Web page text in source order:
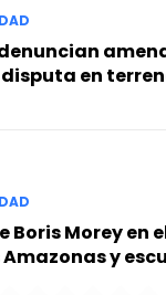
en
Morey en
y